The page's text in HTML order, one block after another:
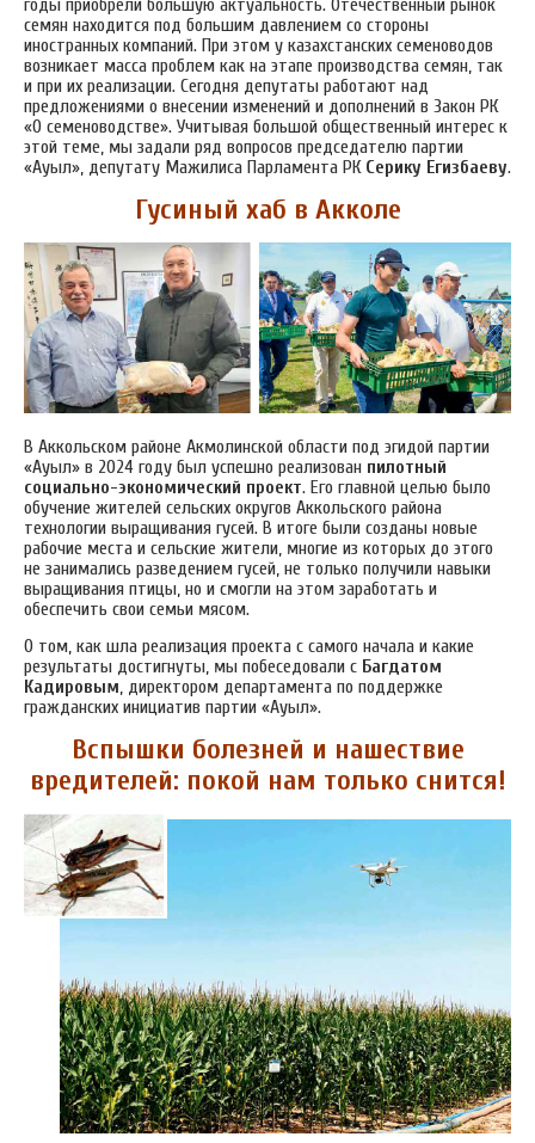
годы приобрели большую актуальность. Отечественный рынок
семян находится под большим давлением со стороны
иностранных компаний. При этом у казахстанских семеноводов
возникает масса проблем как на этапе производства семян, так
и при их реализации. Сегодня депутаты работают над
предложениями о внесении изменений и дополнений в Закон РК
«О семеноводстве». Учитывая большой общественный интерес к
этой теме, мы задали ряд вопросов председателю партии
«Ауыл», депутату Мажилиса Парламента РК Серику Егизбаеву.
Гусиный хаб в Акколе
В Аккольском районе Акмолинской области под эгидой партии
«Ауыл» в 2024 году был успешно реализован пилотный
социально-экономический проект. Его главной целью было
обучение жителей сельских округов Аккольского района
технологии выращивания гусей. В итоге были созданы новые
рабочие места и сельские жители, многие из которых до этого
не занимались разведением гусей, не только получили навыки
выращивания птицы, но и смогли на этом заработать и
обеспечить свои семьи мясом.
О том, как шла реализация проекта с самого начала и какие
результаты достигнуты, мы побеседовали с Багдатом
Кадировым, директором департамента по поддержке
гражданских инициатив партии «Ауыл».
Вспышки болезней и нашествие
вредителей: покой нам только снится!